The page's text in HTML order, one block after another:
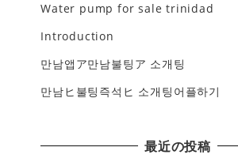
Water pump for sale trinidad
Introduction
만남앱ア만남불팅ア 소개팅
만남ヒ불팅즉석ヒ 소개팅어플하기
最近の投稿